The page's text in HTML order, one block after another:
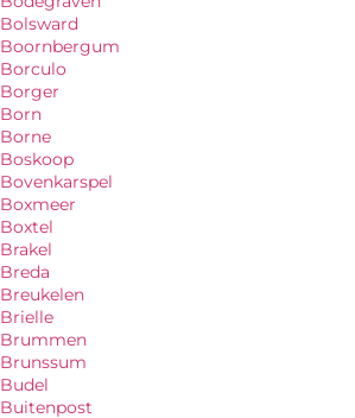
Bolsward
Boornbergum
Borculo
Borger
Born
Borne
Boskoop
Bovenkarspel
Boxmeer
Boxtel
Brakel
Breda
Breukelen
Brielle
Brummen
Brunssum
Budel
Buitenpost